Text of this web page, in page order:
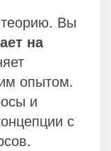
Вы
на
опытом.
и
с